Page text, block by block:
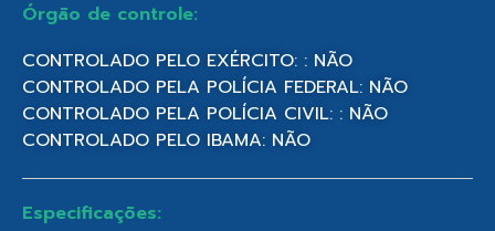
Órgão de controle:
CONTROLADO PELO EXÉRCITO: : NÃO
CONTROLADO PELA POLÍCIA FEDERAL: NÃO
CONTROLADO PELA POLÍCIA CIVIL: : NÃO
CONTROLADO PELO IBAMA: NÃO
Especificações: